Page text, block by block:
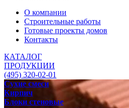
О компании
Строительные работы
Готовые проекты домов
Контакты
КАТАЛОГ
ПРОДУКЦИИ
(495) 320-02-01
Сухие смеси
Кирпич
Блоки стеновые